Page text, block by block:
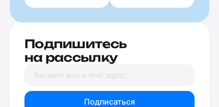
Подпишитесь
на рассылку
Подписаться